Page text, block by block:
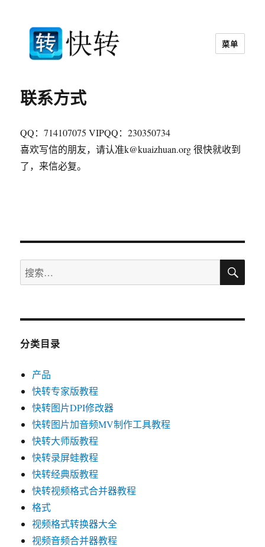
菜单
联系方式
QQ：714107075 VIPQQ：230350734
喜欢写信的朋友，请认准k@kuaizhuan.org 很快就收到
了，来信必复。
搜
索：
搜
分类目录
产品
快转专家版教程
快转图片DPI修改器
快转图片加音频MV制作工具教程
快转大师版教程
快转录屏蛙教程
快转经典版教程
快转视频格式合并器教程
格式
视频格式转换器大全
视频音频合并器教程